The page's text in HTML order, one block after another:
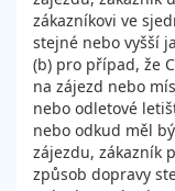
zákazníkovi ve
stejné nebo vyšší
(b) pro případ, že
na zájezd nebo
nebo odletové
nebo odkud měl
zájezdu, zákazník
způsob dopravy